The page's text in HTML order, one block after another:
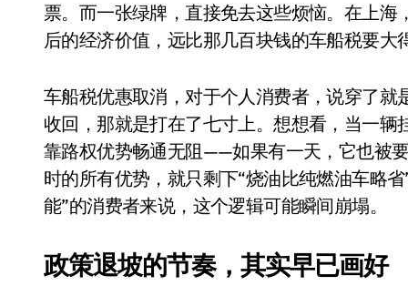
你的U盘格式对了吗？详解exFAT和
轻到忽略不计 大疆Mini 2S内录实测
从“卖电视”到“定规则”：海信拿下
对不起胖东来，我先不学了——永辉
国际首次！中国钙钛矿探测器太空“
长鑫上市只是开胃菜：合肥正在下一
票。而一张绿牌，直接免去这些烦恼。在上
后的经济价值，远比那几百块钱的车船税要大
车船税优惠取消，对于个人消费者，说穿了就
收回，那就是打在了七寸上。想想看，当一辆
靠路权优势畅通无阻——如果有一天，它也被
时的所有优势，就只剩下“烧油比纯燃油车略
能”的消费者来说，这个逻辑可能瞬间崩塌。
政策退坡的节奏，其实早已画好